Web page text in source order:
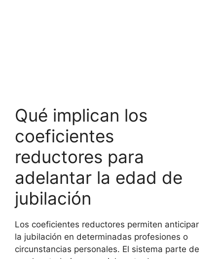
Qué implican los
coeficientes
reductores para
adelantar la edad de
jubilación
Los coeficientes reductores permiten anticipar
la jubilación en determinadas profesiones o
circunstancias personales. El sistema parte de